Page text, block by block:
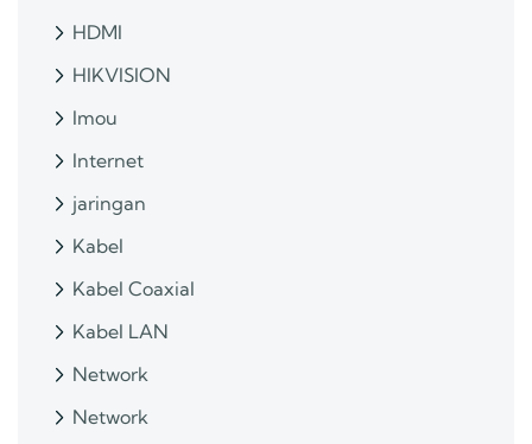
HDMI
HIKVISION
Imou
Internet
jaringan
Kabel
Kabel Coaxial
Kabel LAN
Network
Network